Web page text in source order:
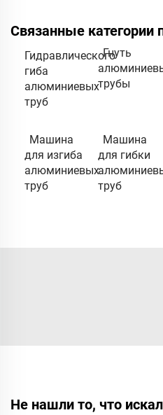
Связанные категории
Гидравлического
гиба
алюминиевых
труб
Гнуть
трубы
Машина
для изгиба
алюминиевых
труб
Машина
для гибки
труб
Не нашли то, что